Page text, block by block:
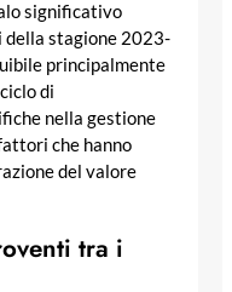
significativo
stagione 2023-
principalmente
di
nella gestione
che hanno
del valore
tra i